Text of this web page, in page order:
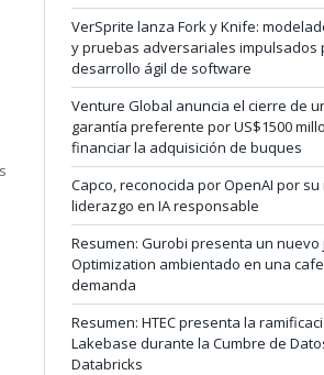
VerSprite lanza Fork y Knife:
y pruebas adversariales impulsados
desarrollo ágil de software
Venture Global anuncia el cierre de
garantía preferente por US$1500
financiar la adquisición de buques
Capco, reconocida por OpenAI por
liderazgo en IA responsable
Resumen: Gurobi presenta un nuevo
Optimization ambientado en una
demanda
Resumen: HTEC presenta la
Lakebase durante la Cumbre de
Databricks